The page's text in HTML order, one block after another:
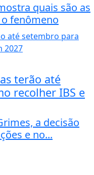
quais são as
fenômeno
terão até
recolher IBS e
a decisão
e no...